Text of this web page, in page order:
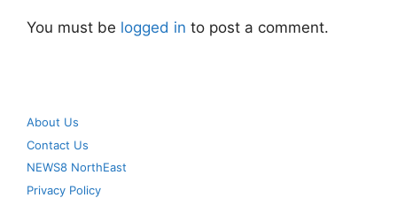
You must be logged in to post a comment.
About Us
Contact Us
NEWS8 NorthEast
Privacy Policy